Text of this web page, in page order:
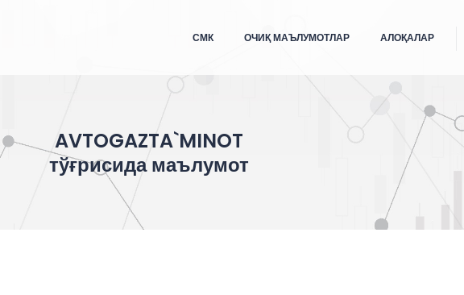
СМК ОЧИҚ МАЪЛУМОТЛАР АЛОҚАЛАР
AVTOGAZTA`MINOT
тўғрисида маълумот